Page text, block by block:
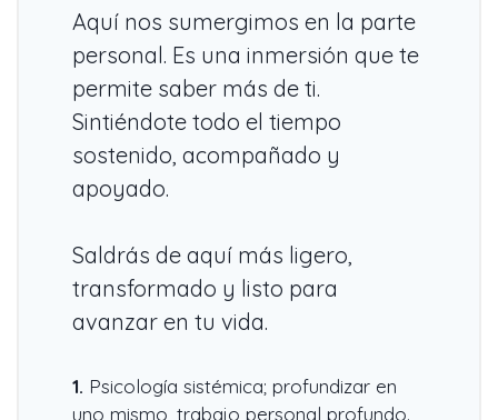
Aquí nos sumergimos en la parte
personal. Es una inmersión que te
permite saber más de ti.
Sintiéndote todo el tiempo
sostenido, acompañado y
apoyado.
Saldrás de aquí más ligero,
transformado y listo para
avanzar en tu vida.
1. Psicología sistémica; profundizar en
uno mismo, trabajo personal profundo.